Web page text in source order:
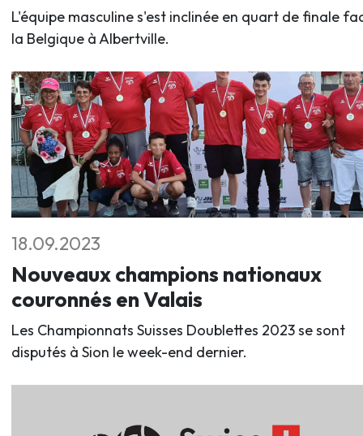
L'équipe masculine s'est inclinée en quart de finale
la Belgique à Albertville.
18.09.2023
Nouveaux champions nationaux
couronnés en Valais
Les Championnats Suisses Doublettes 2023 se sont
disputés à Sion le week-end dernier.